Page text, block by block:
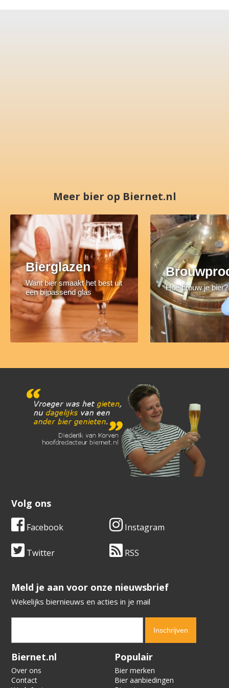
Meer bier op Biernet.nl
Bierglazen
Want bier smaakt het best uit
een bijpassend glas
Hoe brouw je bier?
Volg ons
Facebook Instagram
Twitter RSS
​​​​​​​Meld je aan voor onze nieuwsbrief
Wekelijks biernieuws en acties in je mail
Verification code:
Biernet.nl
Over ons
Contact
Populair
Bier merken
Bier aanbiedingen